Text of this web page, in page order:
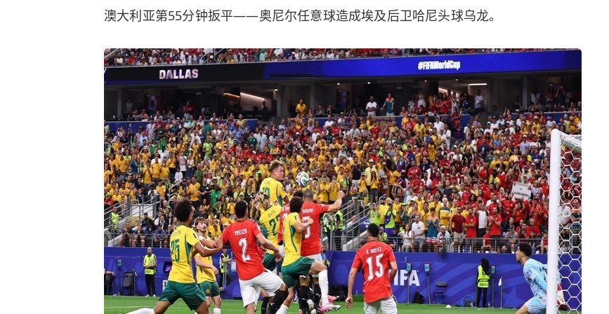
澳大利亚第55分钟扳平——奥尼尔任意球造成埃及后卫哈尼头球乌龙。